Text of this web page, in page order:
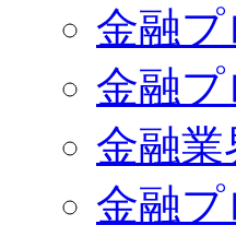
金融
金融
金融業
金融